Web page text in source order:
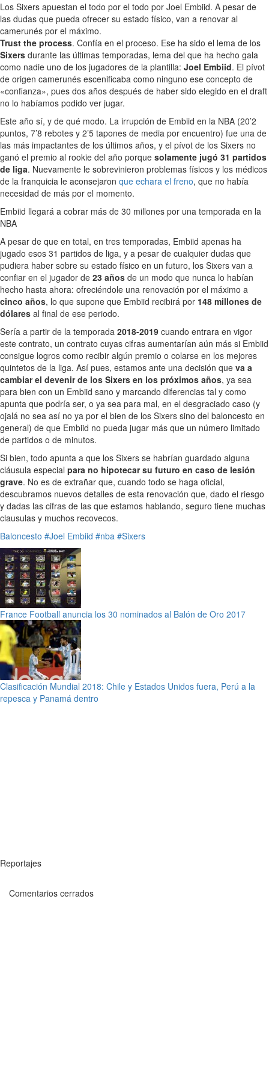
Los Sixers apuestan el todo por el todo por Joel Embiid. A pesar de
las dudas que pueda ofrecer su estado físico, van a renovar al
camerunés por el máximo.
Trust the process. Confía en el proceso. Ese ha sido el lema de los
Sixers durante las últimas temporadas, lema del que ha hecho gala
como nadie uno de los jugadores de la plantilla: Joel Embiid. El pívot
de origen camerunés escenificaba como ninguno ese concepto de
«confianza», pues dos años después de haber sido elegido en el draft
no lo habíamos podido ver jugar.
Este año sí, y de qué modo. La irrupción de Embiid en la NBA (20’2
puntos, 7’8 rebotes y 2’5 tapones de media por encuentro) fue una de
las más impactantes de los últimos años, y el pívot de los Sixers no
ganó el premio al rookie del año porque solamente jugó 31 partidos
de liga. Nuevamente le sobrevinieron problemas físicos y los médicos
de la franquicia le aconsejaron que echara el freno, que no había
necesidad de más por el momento.
Embiid llegará a cobrar más de 30 millones por una temporada en la
NBA
A pesar de que en total, en tres temporadas, Embiid apenas ha
jugado esos 31 partidos de liga, y a pesar de cualquier dudas que
pudiera haber sobre su estado físico en un futuro, los Sixers van a
confiar en el jugador de 23 años de un modo que nunca lo habían
hecho hasta ahora: ofreciéndole una renovación por el máximo a
cinco años, lo que supone que Embiid recibirá por 148 millones de
dólares al final de ese periodo.
Sería a partir de la temporada 2018-2019 cuando entrara en vigor
este contrato, un contrato cuyas cifras aumentarían aún más si Embiid
consigue logros como recibir algún premio o colarse en los mejores
quintetos de la liga. Así pues, estamos ante una decisión que va a
cambiar el devenir de los Sixers en los próximos años, ya sea
para bien con un Embiid sano y marcando diferencias tal y como
apunta que podría ser, o ya sea para mal, en el desgraciado caso (y
ojalá no sea así no ya por el bien de los Sixers sino del baloncesto en
general) de que Embiid no pueda jugar más que un número limitado
de partidos o de minutos.
Si bien, todo apunta a que los Sixers se habrían guardado alguna
cláusula especial para no hipotecar su futuro en caso de lesión
grave. No es de extrañar que, cuando todo se haga oficial,
descubramos nuevos detalles de esta renovación que, dado el riesgo
y dadas las cifras de las que estamos hablando, seguro tiene muchas
clausulas y muchos recovecos.
Baloncesto #Joel Embiid #nba #Sixers
France Football anuncia los 30 nominados al Balón de Oro 2017
Clasificación Mundial 2018: Chile y Estados Unidos fuera, Perú a la
repesca y Panamá dentro
Reportajes
Comentarios cerrados